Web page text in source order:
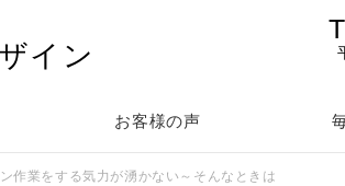
イン
お客様の声
作業をする気力が湧かない～そんなときは